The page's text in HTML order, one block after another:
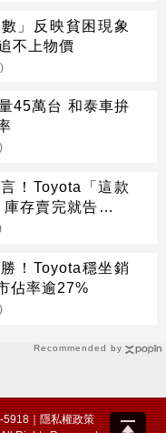
Recommended by
數」反映貧困現象
不上物價
45萬台 和泰車拚
！Toyota「這款
存賣完就告別台
！Toyota穩坐銷
佔率逾27%
5918｜隱私權政策